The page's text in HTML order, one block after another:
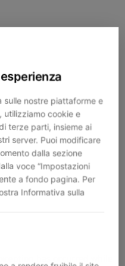
sulle nostre piattaforme e
utilizziamo cookie e
terze parti, insieme ai
server. Puoi modificare
dalla sezione
voce “Impostazioni
a fondo pagina. Per
Informativa sulla